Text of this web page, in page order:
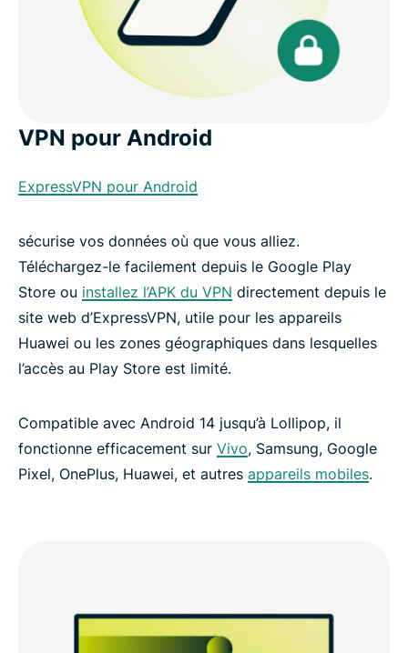
VPN pour Android
ExpressVPN pour Android
sécurise vos données où que vous alliez.
Téléchargez-le facilement depuis le Google Play
Store ou installez l’APK du VPN directement depuis le
site web d’ExpressVPN, utile pour les appareils
Huawei ou les zones géographiques dans lesquelles
l’accès au Play Store est limité.
Compatible avec Android 14 jusqu’à Lollipop, il
fonctionne efficacement sur Vivo, Samsung, Google
Pixel, OnePlus, Huawei, et autres appareils mobiles.